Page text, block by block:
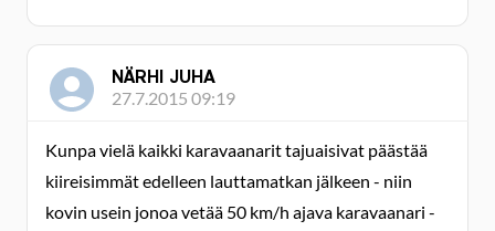
NÄRHI JUHA
27.7.2015 09:19
Kunpa vielä kaikki karavaanarit tajuaisivat päästää
kiireisimmät edelleen lauttamatkan jälkeen - niin
kovin usein jonoa vetää 50 km/h ajava karavaanari -